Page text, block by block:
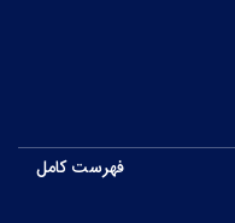
فهرست کامل